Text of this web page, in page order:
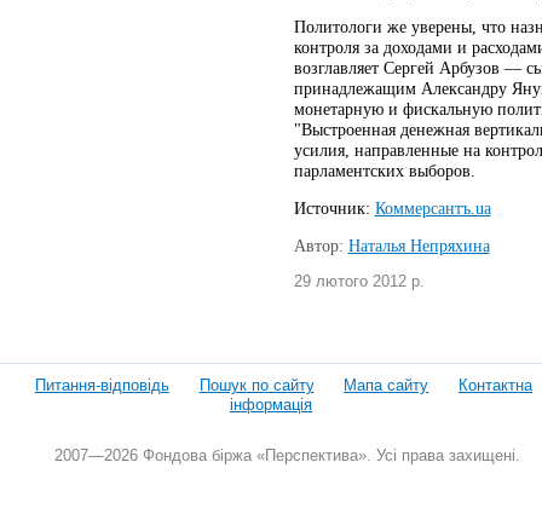
Политологи же уверены, что
контроля за доходами и
возглавляет Сергей Арбузов —
принадлежащим Александру
монетарную и фискальную
"Выстроенная денежная
усилия, направленные на
парламентских выборов.
Источник: Коммерсантъ.ua
Автор: Наталья Непряхина
29 лютого 2012 р.
Питання-відповідь Пошук по сайту Мапа сайту
Контактна
інформація
2007—2026 Фондова біржа «Перспектива». Усі права захищені.